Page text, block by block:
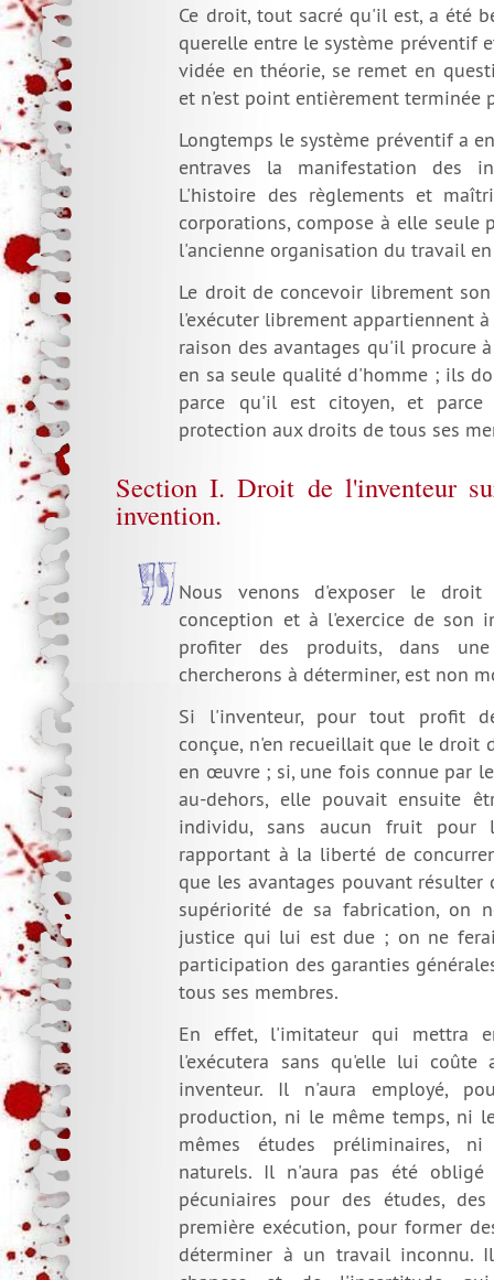
Ce droit, tout sacré qu'il est, a été
querelle entre le système préventif
vidée en théorie, se remet en
et n'est point entièrement terminée
Longtemps le système préventif a
entraves la manifestation des
L'histoire des règlements et
corporations, compose à elle seule
l'ancienne organisation du travail en
Le droit de concevoir librement
l'exécuter librement appartiennent
raison des avantages qu'il procure
en sa seule qualité d'homme ; ils
parce qu'il est citoyen, et
protection aux droits de tous ses
Section I. Droit de l'inventeur
invention.
Nous venons d'exposer le
conception et à l'exercice de son
profiter des produits, dans
chercherons à déterminer, est non
Si l'inventeur, pour tout profit
conçue, n'en recueillait que le droit
en œuvre ; si, une fois connue par
au-dehors, elle pouvait ensuite
individu, sans aucun fruit pour
rapportant à la liberté de
que les avantages pouvant
supériorité de sa fabrication, on
justice qui lui est due ; on ne
participation des garanties
tous ses membres.
En effet, l'imitateur qui mettra
l'exécutera sans qu'elle lui coûte
inventeur. Il n'aura employé,
production, ni le même temps, ni
mêmes études préliminaires,
naturels. Il n'aura pas été obligé
pécuniaires pour des études,
première exécution, pour former
déterminer à un travail inconnu.